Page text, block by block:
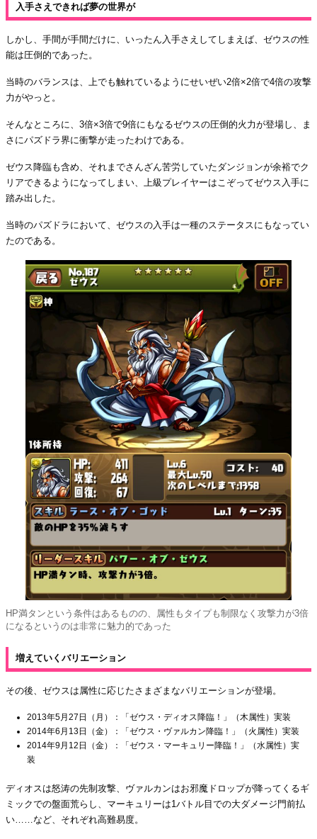
入手さえできれば夢の世界が
しかし、手間が手間だけに、いったん入手さえしてしまえば、ゼウスの性
能は圧倒的であった。
当時のバランスは、上でも触れているようにせいぜい2倍×2倍で4倍の攻撃
力がやっと。
そんなところに、3倍×3倍で9倍にもなるゼウスの圧倒的火力が登場し、ま
さにパズドラ界に衝撃が走ったわけである。
ゼウス降臨も含め、それまでさんざん苦労していたダンジョンが余裕でク
リアできるようになってしまい、上級プレイヤーはこぞってゼウス入手に
踏み出した。
当時のパズドラにおいて、ゼウスの入手は一種のステータスにもなってい
たのである。
HP満タンという条件はあるものの、属性もタイプも制限なく攻撃力が3倍
になるというのは非常に魅力的であった
増えていくバリエーション
その後、ゼウスは属性に応じたさまざまなバリエーションが登場。
2013年5月27日（月）：「ゼウス・ディオス降臨！」（木属性）実装
2014年6月13日（金）：「ゼウス・ヴァルカン降臨！」（火属性）実装
2014年9月12日（金）：「ゼウス・マーキュリー降臨！」（水属性）実
装
ディオスは怒涛の先制攻撃、ヴァルカンはお邪魔ドロップが降ってくるギ
ミックでの盤面荒らし、マーキュリーは1バトル目での大ダメージ門前払
い……など、それぞれ高難易度。